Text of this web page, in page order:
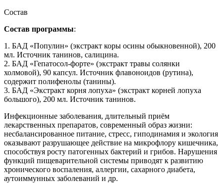
Состав
Состав программы:
1. БАД «Популин» (экстракт коры осины обыкновенной), 200
мл. Источник танинов, салицина.
2. БАД «Гепатосол-форте» (экстракт травы солянки
холмовой), 90 капсул. Источник флавоноидов (рутина),
содержит полифенолы (танины).
3. БАД «Экстракт корня лопуха» (экстракт корней лопуха
большого), 200 мл. Источник танинов.
Инфекционные заболевания, длительный приём
лекарственных препаратов, современный образ жизни:
несбалансированное питание, стресс, гиподинамия и экология
оказывают разрушающее действие на микрофлору кишечника,
способствуя росту патогенных бактерий и грибов. Нарушения
функций пищеварительной системы приводят к развитию
хронического воспаления, аллергии, сахарного диабета,
аутоиммунных заболеваний и др.